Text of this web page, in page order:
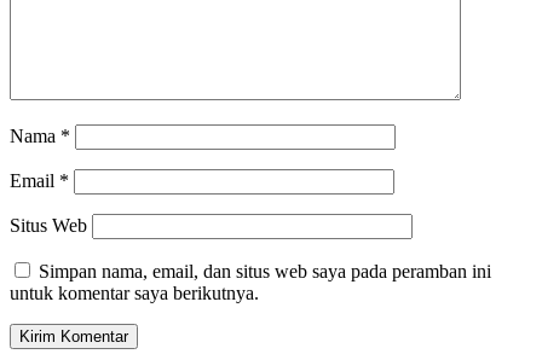
Nama *
Email *
Situs Web
Simpan nama, email, dan situs web saya pada peramban ini
untuk komentar saya berikutnya.